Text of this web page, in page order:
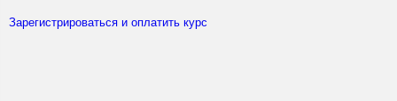
Зарегистрироваться и оплатить курс